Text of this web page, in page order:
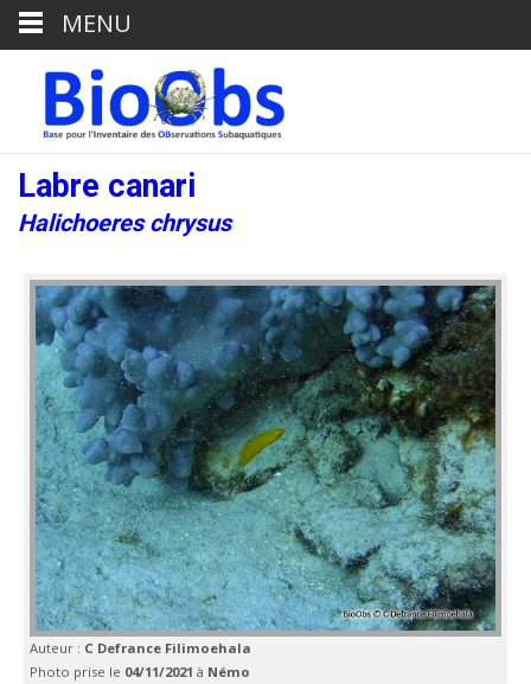
Labre canari
Halichoeres chrysus
Auteur : C Defrance Filimoehala
Photo prise le 04/11/2021 à Némo
MENU